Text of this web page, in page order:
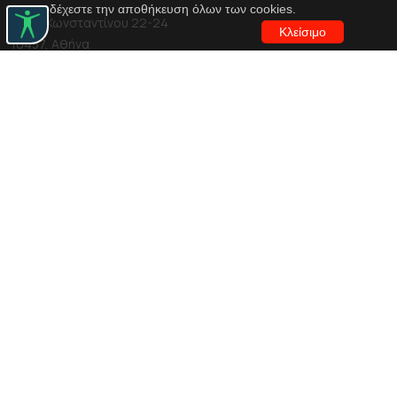
αποδέχεστε την αποθήκευση όλων των cookies.
Κλείσιμο
Αγίου Κωνσταντίνου 22-24
10437, Αθήνα